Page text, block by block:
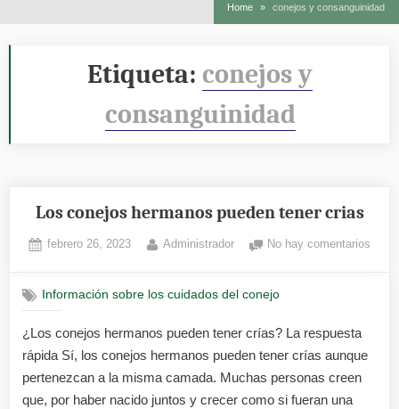
Home conejos y consanguinidad
Etiqueta: conejos y
consanguinidad
Los conejos hermanos pueden tener crias
Posted
febrero 26, 2023 By
Administrador No hay comentarios
Información sobre los cuidados del conejo
¿Los conejos hermanos pueden tener crías? La respuesta
rápida Sí, los conejos hermanos pueden tener crías aunque
pertenezcan a la misma camada. Muchas personas creen
que, por haber nacido juntos y crecer como si fueran una